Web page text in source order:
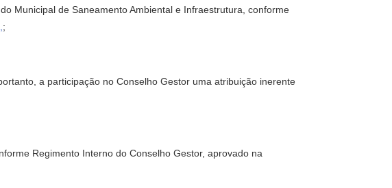
Municipal de Saneamento Ambiental e Infraestrutura, conforme
;
a participação no Conselho Gestor uma atribuição inerente
Regimento Interno do Conselho Gestor, aprovado na